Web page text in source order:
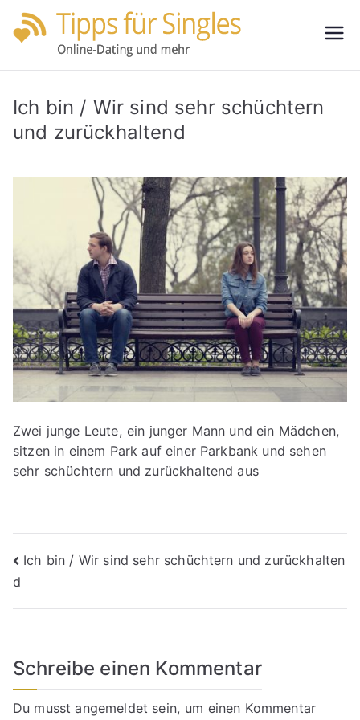
Zum
Inhalt
für
s
Ich bin / Wir sind sehr schüchtern
und zurückhaltend
Zwei junge Leute, ein junger Mann und ein Mädchen,
sitzen in einem Park auf einer Parkbank und sehen
sehr schüchtern und zurückhaltend aus
Beitragsnavigation
Ich bin / Wir sind sehr schüchtern und zurückhalten
d
Schreibe einen Kommentar
Du musstangemeldet sein, um einen Kommentar